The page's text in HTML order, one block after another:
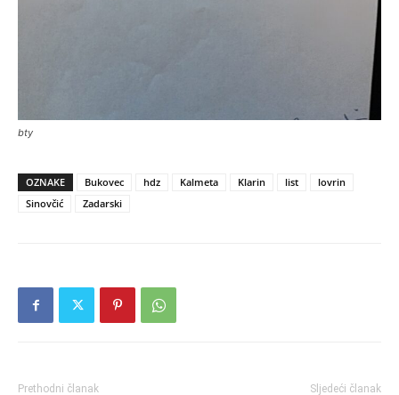
bty
OZNAKE Bukovec hdz Kalmeta Klarin list
lovrin
Sinovčić
Zadarski
Prethodni članak Sljedeći članak